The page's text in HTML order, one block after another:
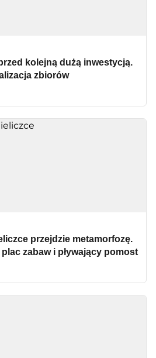
kolejną dużą inwestycją.
zbiorów
przejdzie metamorfozę.
zabaw i pływający pomost